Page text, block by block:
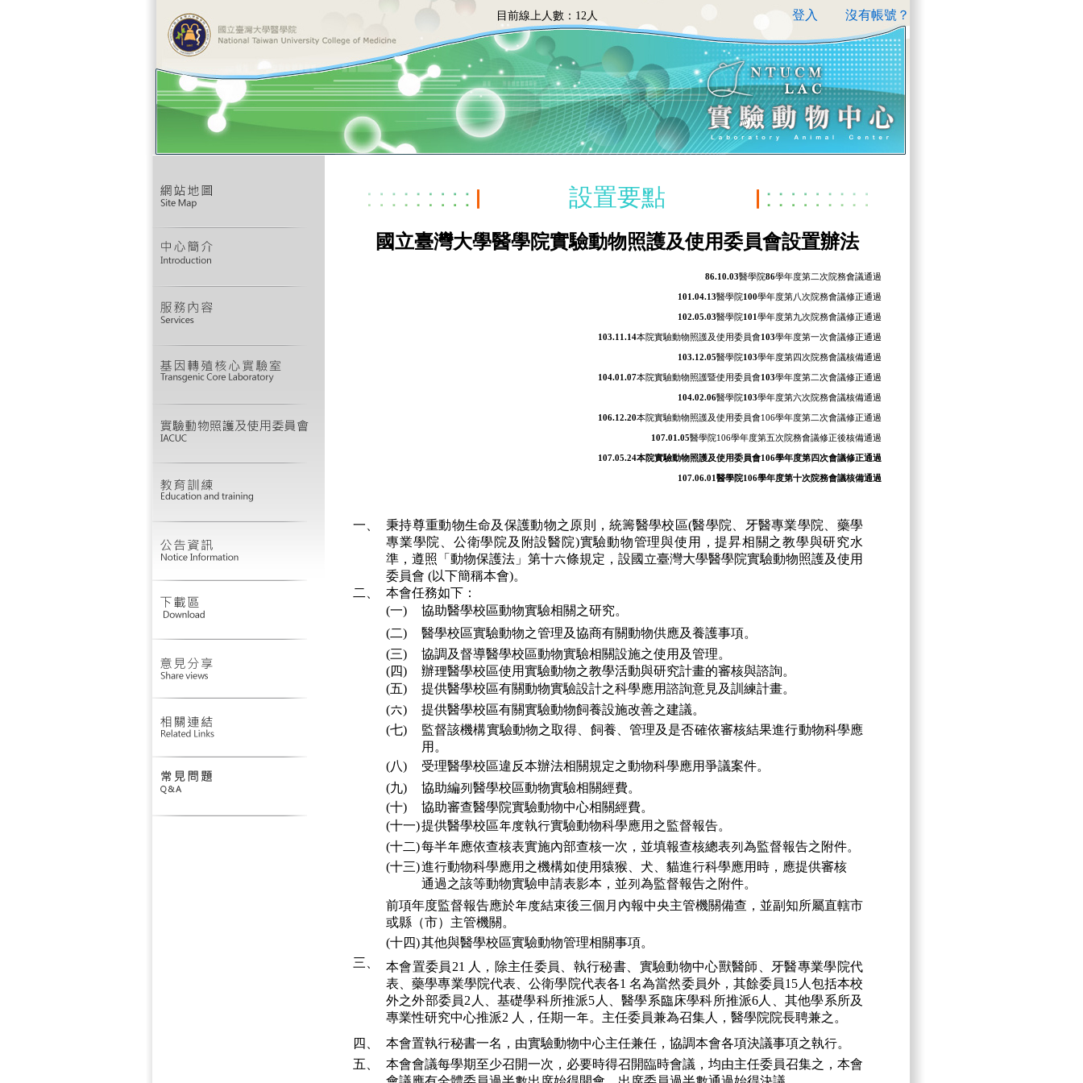
目前線上人數： 12人 登入 沒有帳號？
設置要點
國立臺灣大學醫學院實驗動物照護及使用委員會設置辦法
86.10.03醫學院86學年度第二次院務會議通過
101.04.13醫學院100學年度第八次院務會議修正通過
102.05.03醫學院101學年度第九次院務會議修正通過
103.11.14本院實驗動物照護及使用委員會103學年度第一次會議修正通過
103.12.05醫學院103學年度第四次院務會議核備通過
104.01.07本院實驗動物照護暨使用委員會103學年度第二次會議修正通過
104.02.06醫學院103學年度第六次院務會議核備通過
106.12.20本院實驗動物照護及使用委員會106學年度第二次會議修正通過
107.01.05醫學院106學年度第五次院務會議修正後核備通過
107.05.24本院實驗動物照護及使用委員會106學年度第四次會議修正通過
107.06.01醫學院106學年度第十次院務會議核備通過
一、
秉持尊重動物生命及保護動物之原則，統籌醫學校區(醫學院、牙醫專業學院、藥學
專業學院、公衛學院及附設醫院)實驗動物管理與使用，提昇相關之教學與研究水
準，遵照「動物保護法」第十六條規定，設國立臺灣大學醫學院實驗動物照護及使用
委員會 (以下簡稱本會)。
二、
本會任務如下：
(一)
協助醫學校區動物實驗相關之研究。
(二)
醫學校區實驗動物之管理及協商有關動物供應及養護事項。
(三)
協調及督導醫學校區動物實驗相關設施之使用及管理。
(四)
辦理醫學校區使用實驗動物之教學活動與研究計畫的審核與諮詢。
(五)
提供醫學校區有關動物實驗設計之科學應用諮詢意見及訓練計畫。
(六)
提供醫學校區有關實驗動物飼養設施改善之建議。
(七)
監督該機構實驗動物之取得、飼養、管理及是否確依審核結果進行動物科學應
用。
(八)
受理醫學校區違反本辦法相關規定之動物科學應用爭議案件。
(九)
協助編列醫學校區動物實驗相關經費。
(十)
協助審查醫學院實驗動物中心相關經費。
(十一)提供醫學校區年度執行實驗動物科學應用之監督報告。
(十二)每半年應依查核表實施內部查核一次，並填報查核總表列為監督報告之附件。
(十三)進行動物科學應用之機構如使用猿猴、犬、貓進行科學應用時，應提供審核
通過之該等動物實驗申請表影本，並列為監督報告之附件。
前項年度監督報告應於年度結束後三個月內報中央主管機關備查，並副知所屬直轄市
或縣（市）主管機關。
(十四)其他與醫學校區實驗動物管理相關事項。
三、
本會置委員21 人，除主任委員、執行秘書、實驗動物中心獸醫師、牙醫專業學院代
表、藥學專業學院代表、公衛學院代表各1 名為當然委員外，其餘委員15人包括本校
外之外部委員2人、基礎學科所推派5人、醫學系臨床學科所推派6人、其他學系所及
專業性研究中心推派2 人，任期一年。主任委員兼為召集人，醫學院院長聘兼之。
四、
本會置執行秘書一名，由實驗動物中心主任兼任，協調本會各項決議事項之執行。
五、
本會會議每學期至少召開一次，必要時得召開臨時會議，均由主任委員召集之，本會